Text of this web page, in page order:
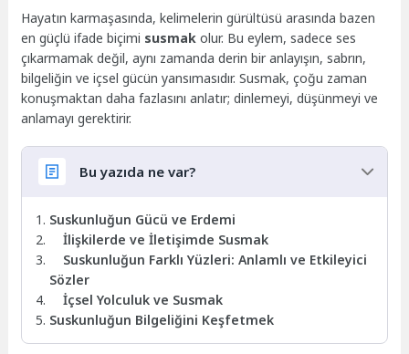
Hayatın karmaşasında, kelimelerin gürültüsü arasında bazen
en güçlü ifade biçimi susmak olur. Bu eylem, sadece ses
çıkarmamak değil, aynı zamanda derin bir anlayışın, sabrın,
bilgeliğin ve içsel gücün yansımasıdır. Susmak, çoğu zaman
konuşmaktan daha fazlasını anlatır; dinlemeyi, düşünmeyi ve
anlamayı gerektirir.
Bu yazıda ne var?
Suskunluğun Gücü ve Erdemi
İlişkilerde ve İletişimde Susmak
Suskunluğun Farklı Yüzleri: Anlamlı ve Etkileyici
Sözler
İçsel Yolculuk ve Susmak
Suskunluğun Bilgeliğini Keşfetmek